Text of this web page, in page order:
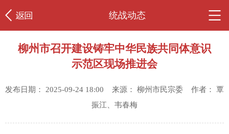
统战动态
柳州市召开建设铸牢中华民族共同体意识
示范区现场推进会
发布日期： 2025-09-24 18:00 来源： 柳州市民宗委 作者： 覃
振江、韦春梅